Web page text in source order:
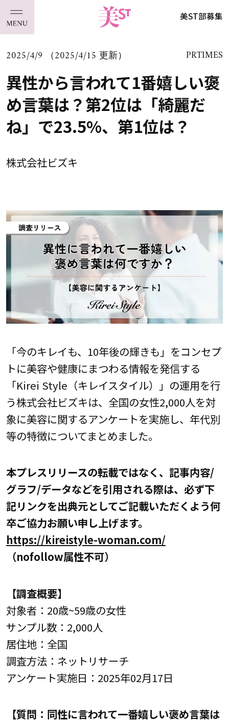
美ST部募集
2025/4/9 （2025/4/15 更新） PRTIMES
異性から言われて1番嬉しい褒
め言葉は？第2位は「綺麗だ
ね」で23.5%、第1位は？
株式会社ビズキ
「今のキレイも、10年後の輝きも」をコンセプ
トに美容や健康にまつわる情報を発信する
「Kirei Style（キレイスタイル）」の運用を行
う株式会社ビズキは、全国の女性2,000人を対
象に美容に関するアンケートを実施し、年代別
等の特徴についてまとめました。
本プレスリリースの転載ではなく、記事内容/
グラフ/データなどを引用される際は、必ず下
記リンクを出典元としてご記載いただくよう何
卒ご協力お願い申し上げます。
https://kireistyle-woman.com/
（nofollow属性不可）
【調査概要】
対象者：20歳~59歳の女性
サンプル数：2,000人
居住地：全国
調査方法：ネットリサーチ
アンケート実施日：2025年02月17日
【質問：同性に言われて一番嬉しい褒め言葉は